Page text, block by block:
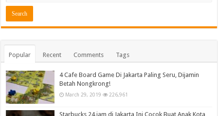
Popular Recent Comments Tags
4 Cafe Board Game Di Jakarta Paling Seru, Dijamin
Betah Nongkrong!
March 29, 2019 226,961
Starbucks 24 jam di Jakarta Ini Cocok Buat Anak Kota